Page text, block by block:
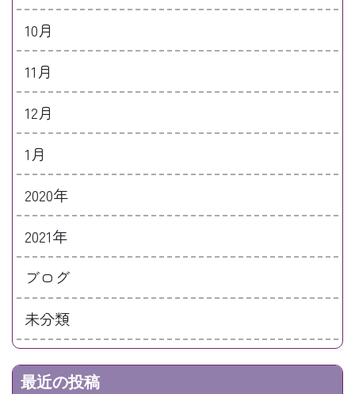
10月
11月
12月
1月
2020年
2021年
ブログ
未分類
最近の投稿